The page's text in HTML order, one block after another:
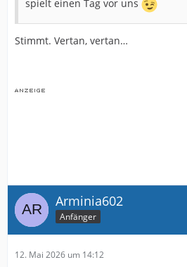
spielt einen Tag vor uns
Stimmt. Vertan, vertan…
Arminia602
Anfänger
12. Mai 2026 um 14:12